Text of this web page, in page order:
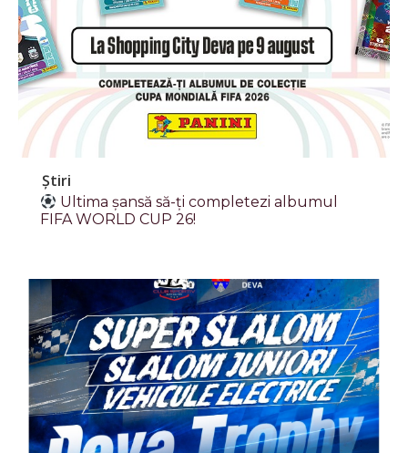
Știri
Ultima șansă să-ți completezi albumul
FIFA WORLD CUP 26!